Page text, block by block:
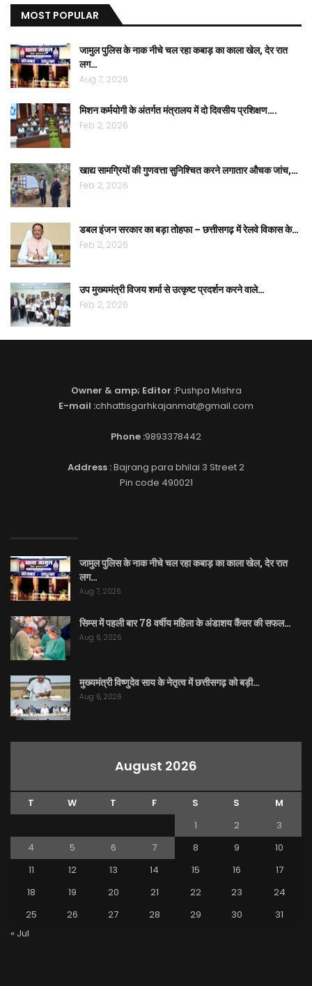
MOST POPULAR
जामुल पुलिस के नाक नीचे चल रहा कबाड़ का काला खेल, देर रात
लग…
Aug 7, 2026
मिशन कर्मयोगी के अंतर्गत मंत्रालय में दो दिवसीय प्रशिक्षण….
Feb 2, 2026
खाद्य सामग्रियों की गुणवत्ता सुनिश्चित करने लगातार औचक जांच,…
Feb 2, 2026
डबल इंजन सरकार का बड़ा तोहफा – छत्तीसगढ़ में रेलवे विकास के…
Feb 2, 2026
उप मुख्यमंत्री विजय शर्मा से उत्कृष्ट प्रदर्शन करने वाले…
Feb 2, 2026
Owner & amp; Editor :Pushpa Mishra
E-mail :chhattisgarhkajanmat@gmail.com
Phone :9893378442
Address :Bajrang para bhilai 3 Street 2
Pin code 490021
जामुल पुलिस के नाक नीचे चल रहा कबाड़ का काला खेल, देर रात
लग…
Aug 7, 2026
सिम्स में पहली बार 78 वर्षीय महिला के अंडाशय कैंसर की सफल…
Aug 6, 2026
मुख्यमंत्री विष्णुदेव साय के नेतृत्व में छत्तीसगढ़ को बड़ी…
Aug 6, 2026
August 2026
T W T F S S
M
1
2
3
4
5 6 7 8 9
10
11
12 13 14 15 16
17
18
19 20 21 22 23
24
25
26 27 28 29 30
31
« Jul